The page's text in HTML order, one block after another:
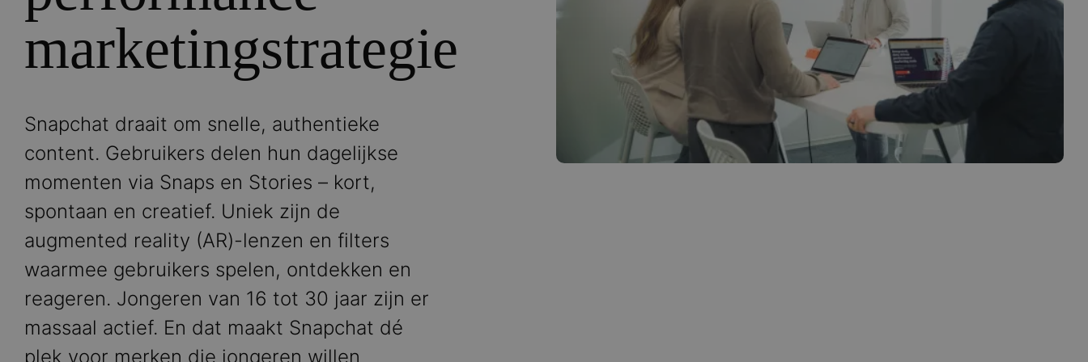
marketingstrategie
Snapchat draait om snelle, authentieke
content. Gebruikers delen hun dagelijkse
momenten via Snaps en Stories – kort,
spontaan en creatief. Uniek zijn de
augmented reality (AR)-lenzen en filters
waarmee gebruikers spelen, ontdekken en
reageren. Jongeren van 16 tot 30 jaar zijn er
massaal actief. En dat maakt Snapchat dé
plek voor merken die jongeren willen